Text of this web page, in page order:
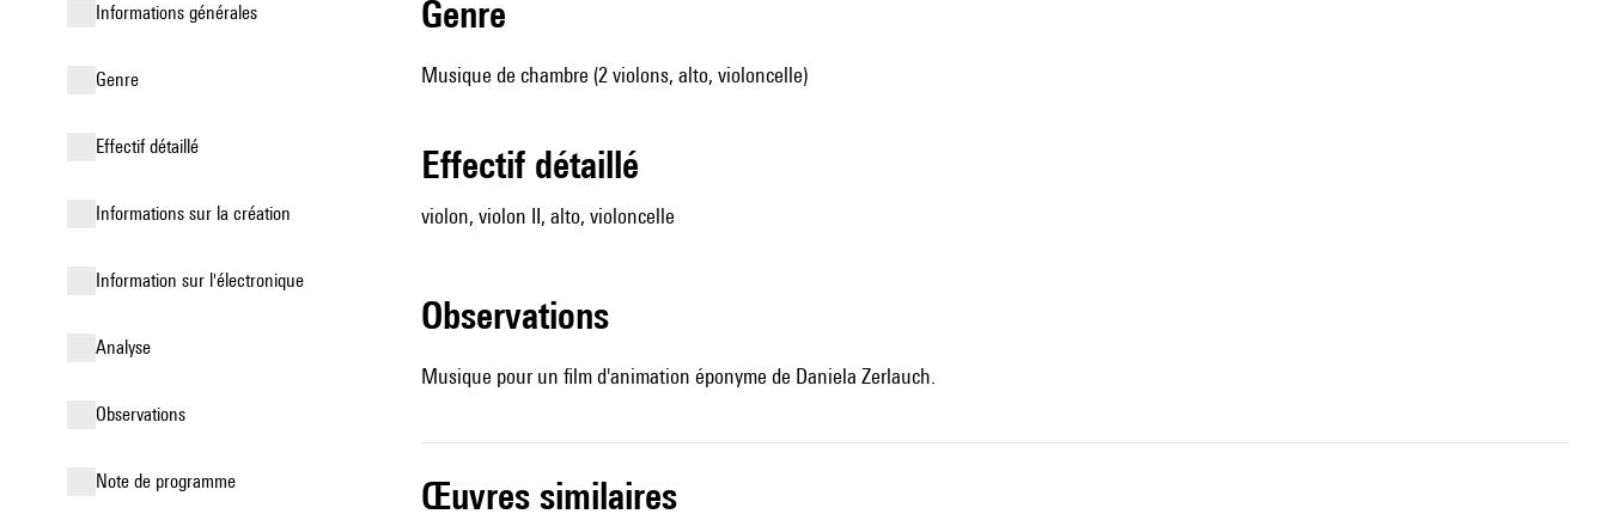
informations générales
genre
effectif détaillé
informations sur la création
Information sur l'électronique
analyse
observations
Note de programme
genre
Musique de chambre (2 violons, alto, violoncelle)
effectif détaillé
violon, violon II, alto, violoncelle
observations
Musique pour un film d'animation éponyme de Daniela Zerlauch.
œuvres similaires